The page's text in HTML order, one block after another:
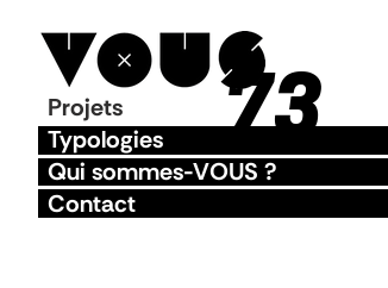
Projets
Typologies
Qui sommes-VOUS ?
Contact
73